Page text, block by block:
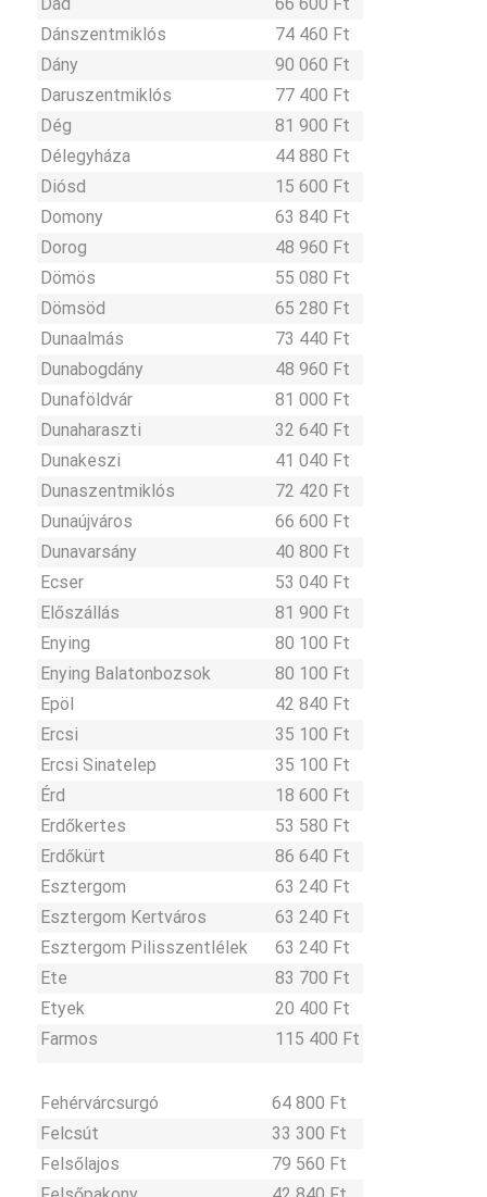
Dánszentmiklós
74 460 Ft
Dány
90 060 Ft
Daruszentmiklós
77 400 Ft
Dég
81 900 Ft
Délegyháza
44 880 Ft
Diósd
15 600 Ft
Domony
63 840 Ft
Dorog
48 960 Ft
Dömös
55 080 Ft
Dömsöd
65 280 Ft
Dunaalmás
73 440 Ft
Dunabogdány
48 960 Ft
Dunaföldvár
81 000 Ft
Dunaharaszti
32 640 Ft
Dunakeszi
41 040 Ft
Dunaszentmiklós
72 420 Ft
Dunaújváros
66 600 Ft
Dunavarsány
40 800 Ft
Ecser
53 040 Ft
Előszállás
81 900 Ft
Enying
80 100 Ft
Enying Balatonbozsok
80 100 Ft
Epöl
42 840 Ft
Ercsi
35 100 Ft
Ercsi Sinatelep
35 100 Ft
Érd
18 600 Ft
Erdőkertes
53 580 Ft
Erdőkürt
86 640 Ft
Esztergom
63 240 Ft
Esztergom Kertváros
63 240 Ft
Esztergom Pilisszentlélek
63 240 Ft
Ete
83 700 Ft
Etyek
20 400 Ft
Farmos
115 400 Ft
Fehérvárcsurgó
64 800 Ft
Felcsút
33 300 Ft
Felsőlajos
79 560 Ft